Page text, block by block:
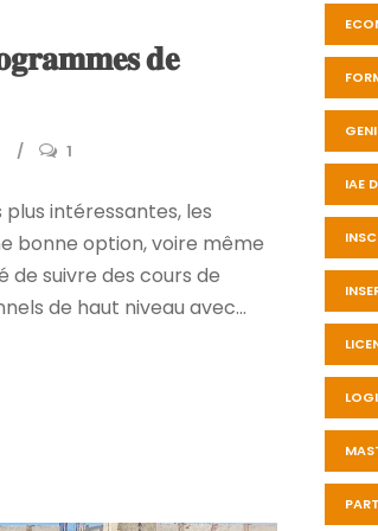
𝐝𝐞
1
intéressantes, les
bonne option, voire même
de suivre des cours de
de haut niveau avec...
IAE